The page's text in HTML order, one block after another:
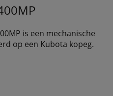
is een mechanische
op een Kubota kopeg.